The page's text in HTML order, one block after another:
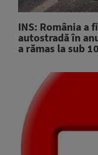
INS: România a
autostradă în
a rămas la sub